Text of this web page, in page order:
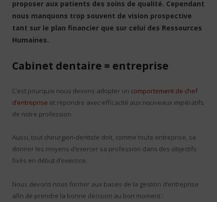
proposer aux patients des soins de qualité. Cependant
nous manquons trop souvent de vision prospective
tant sur le plan financier que sur celui des Ressources
Humaines.
Cabinet dentaire = entreprise
C’est pourquoi nous devons adopter un comportement de chef
d’entreprise et répondre avec efficacité aux nouveaux impératifs
de notre profession.
Aussi, tout chirurgien-dentiste doit, comme toute entreprise, se
donner les moyens d’exercer sa profession dans des objectifs
fixés en début d’exercice.
Nous devons nous former aux bases de la gestion d’entreprise
afin de prendre la bonne décision au bon moment :